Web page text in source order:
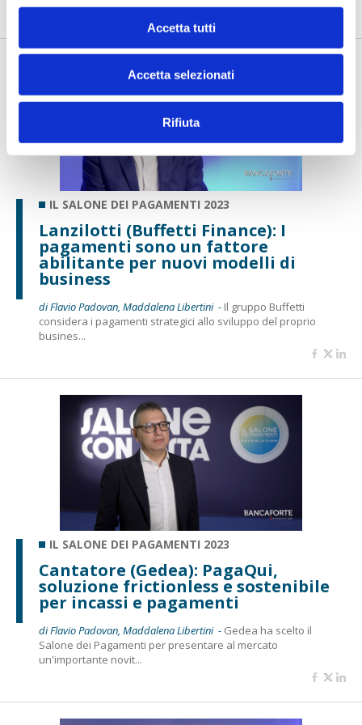
Accetta tutti
Accetta selezionati
Rifiuta
IL SALONE DEI PAGAMENTI 2023
Lanzilotti (Buffetti Finance): I
pagamenti sono un fattore
abilitante per nuovi modelli di
business
di Flavio Padovan, Maddalena Libertini - Il gruppo Buffetti
considera i pagamenti strategici allo sviluppo del proprio
busines...
IL SALONE DEI PAGAMENTI 2023
Cantatore (Gedea): PagaQui,
soluzione frictionless e sostenibile
per incassi e pagamenti
di Flavio Padovan, Maddalena Libertini - Gedea ha scelto il
Salone dei Pagamenti per presentare al mercato
un'importante novit...